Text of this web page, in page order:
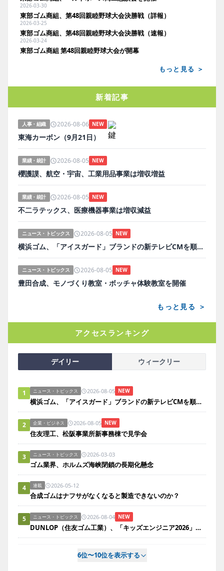
2026-03-30
東部ゴム商組、第48回親睦野球大会決勝戦（詳報）
2026-03-25
東部ゴム商組、第48回親睦野球大会決勝戦（速報）
2026-03-24
東部ゴム商組 第48回親睦野球大会が開幕
もっと見る ＞
新着記事
人事・組織 2026-08-06 NEW
東海カーボン（9月21日）
業績・統計 2026-08-05 NEW
櫻護謨、航空・宇宙、工業用品事業は増収増益
業績・統計 2026-08-05 NEW
不二ラテックス、医療機器事業は増収減益
ニュース・トピックス 2026-08-05 NEW
横浜ゴム、「アイスガード」ブランドの新テレビCMを順次放映
ニュース・トピックス 2026-08-05 NEW
豊田合成、モノづくり教室・ボッチャ体験教室を開催
もっと見る ＞
アクセスランキング
デイリー ウィークリー
1 ニュース・トピックス 2026-08-05 NEW
横浜ゴム、「アイスガード」ブランドの新テレビCMを順次放映
2 企業・ビジネス 2026-08-05 NEW
住友理工、松阪事業所新事務棟で見学会
3 ニュース・トピックス 2026-03-03
ゴム業界、ホルムズ海峡閉鎖の長期化懸念
4 連載 2026-05-12
合成ゴムはナフサがなくなると製造できないのか？
5 ニュース・トピックス 2026-08-04 NEW
DUNLOP（住友ゴム工業）、「キッズエンジニア2026」で親子にタイヤの役割をクイズ形式で啓発
6位〜10位を表示する